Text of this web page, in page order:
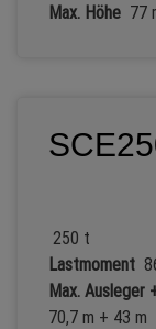
Max. Höhe 77
250 t
Lastmoment
Max. Ausleger
70,7 m + 43 m